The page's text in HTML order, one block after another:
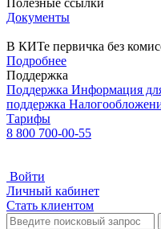
Полезные ссылки
Документы
В КИТе первичка без
Подробнее
Поддержка
Поддержка Информация
поддержка
Тарифы
8 800 700-00-55
Войти
Личный кабинет
Стать клиентом